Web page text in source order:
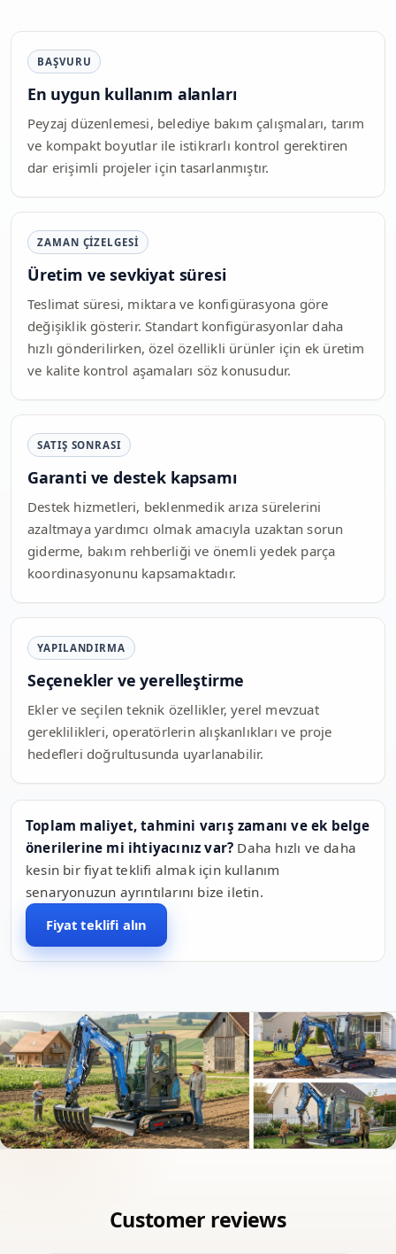
BAŞVURU
En uygun kullanım alanları
Peyzaj düzenlemesi, belediye bakım çalışmaları, tarım
ve kompakt boyutlar ile istikrarlı kontrol gerektiren
dar erişimli projeler için tasarlanmıştır.
ZAMAN ÇIZELGESI
Üretim ve sevkiyat süresi
Teslimat süresi, miktara ve konfigürasyona göre
değişiklik gösterir. Standart konfigürasyonlar daha
hızlı gönderilirken, özel özellikli ürünler için ek üretim
ve kalite kontrol aşamaları söz konusudur.
SATIŞ SONRASI
Garanti ve destek kapsamı
Destek hizmetleri, beklenmedik arıza sürelerini
azaltmaya yardımcı olmak amacıyla uzaktan sorun
giderme, bakım rehberliği ve önemli yedek parça
koordinasyonunu kapsamaktadır.
YAPILANDIRMA
Seçenekler ve yerelleştirme
Ekler ve seçilen teknik özellikler, yerel mevzuat
gereklilikleri, operatörlerin alışkanlıkları ve proje
hedefleri doğrultusunda uyarlanabilir.
Toplam maliyet, tahmini varış zamanı ve ek belge
önerilerine mi ihtiyacınız var? Daha hızlı ve daha
kesin bir fiyat teklifi almak için kullanım
senaryonuzun ayrıntılarını bize iletin.
Fiyat teklifi alın